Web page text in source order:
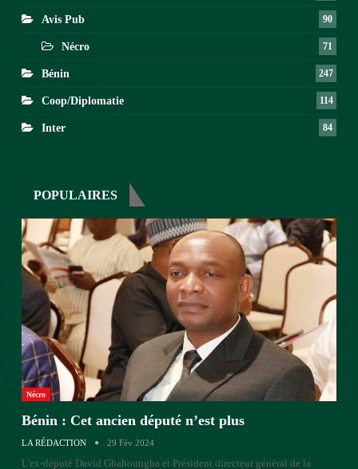
Avis Pub 90
Nécro 71
Bénin 247
Coop/Diplomatie 114
Inter 84
POPULAIRES
Nécro
Bénin : Cet ancien député n’est plus
LA RÉDACTION 29 Fév 2024
L'ex-député David Gbahoungba et Président directeur général de la